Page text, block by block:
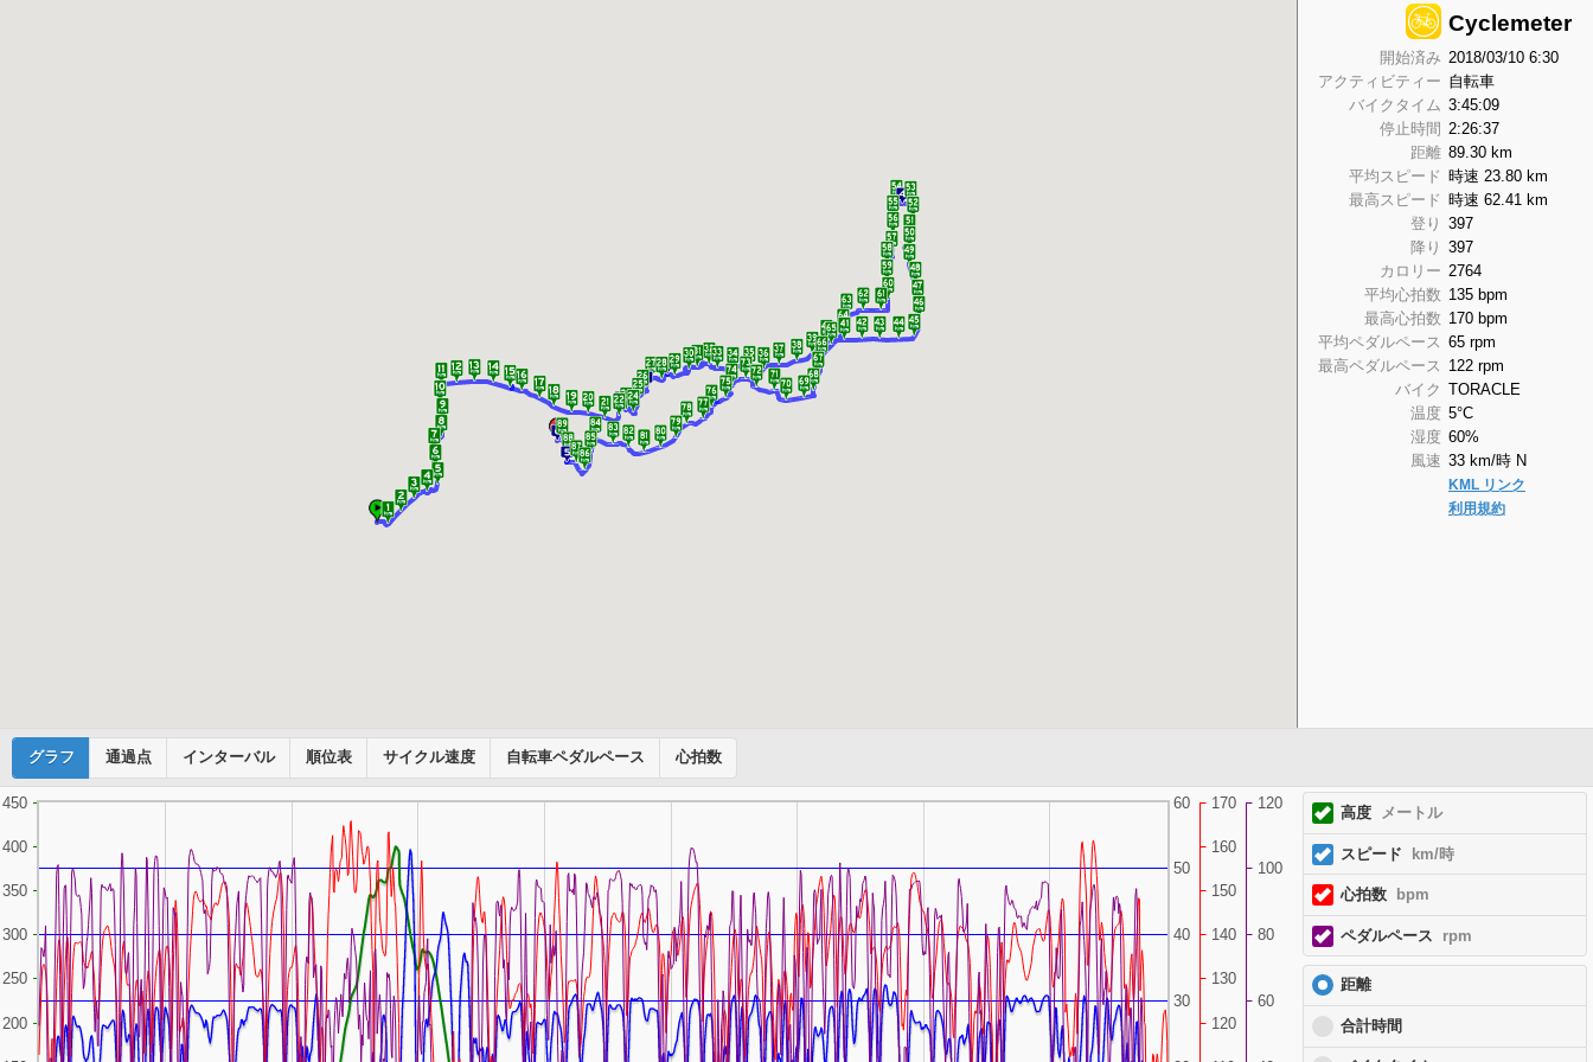
Cyclemeter
開始済み 2018/03/10 6:30
アクティビティー 自転車
バイクタイム 3:45:09
停止時間 2:26:37
距離 89.30 km
平均スピード 時速 23.80 km
最高スピード 時速 62.41 km
登り 397
降り 397
カロリー 2764
平均心拍数 135 bpm
最高心拍数 170 bpm
平均ペダルペース 65 rpm
最高ペダルペース 122 rpm
バイク TORACLE
温度 5°C
湿度 60%
風速 33 km/時 N
KML リンク
利用規約
グラフ 通過点 インターバル 順位表 サイクル速度 自転車ペダルペース 心拍数
Cyclemeter
60
30
40
50
450
200
250
300
350
400
120
130
140
150
160
170 120
60
80
100
高度 メートル
スピード km/時
心拍数 bpm
ペダルペース rpm
距離
合計時間